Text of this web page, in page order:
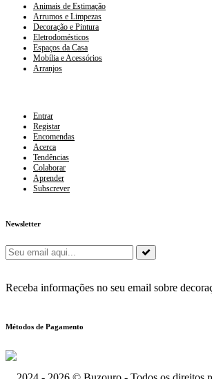
Animais de Estimação
Arrumos e Limpezas
Decoração e Pintura
Eletrodomésticos
Espaços da Casa
Mobília e Acessórios
Arranjos
Entrar
Registar
Encomendas
Acerca
Tendências
Colaborar
Aprender
Subscrever
Newsletter
Receba informações no seu email sobre
Métodos de Pagamento